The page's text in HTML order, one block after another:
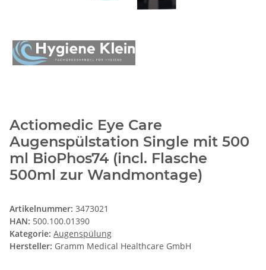
Actiomedic Eye Care
Augenspülstation Single mit 500
ml BioPhos74 (incl. Flasche
500ml zur Wandmontage)
Artikelnummer: 3473021
HAN: 500.100.01390
Kategorie: Augenspülung
Hersteller: Gramm Medical Healthcare GmbH